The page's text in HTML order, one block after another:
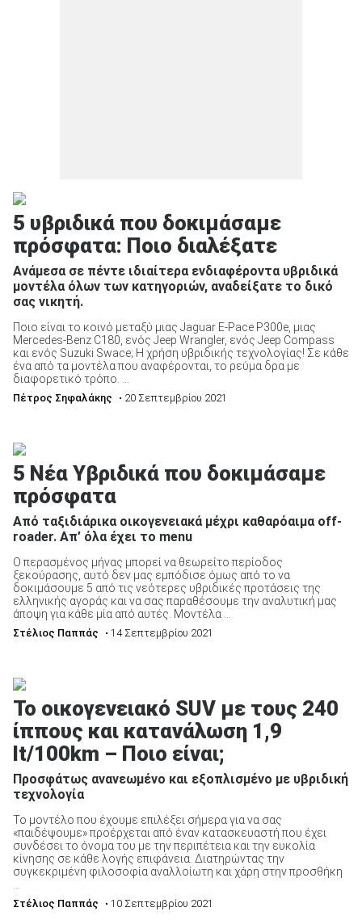
5 υβριδικά που δοκιμάσαμε
πρόσφατα: Ποιο διαλέξατε
Ανάμεσα σε πέντε ιδιαίτερα ενδιαφέροντα υβριδικά
μοντέλα όλων των κατηγοριών, αναδείξατε το δικό
σας νικητή.
Ποιο είναι το κοινό μεταξύ μιας Jaguar E-Pace P300e, μιας
Mercedes-Benz C180, ενός Jeep Wrangler, ενός Jeep Compass
και ενός Suzuki Swace; Η χρήση υβριδικής τεχνολογίας! Σε κάθε
ένα από τα μοντέλα που αναφέρονται, το ρεύμα δρα με
διαφορετικό τρόπο. ...
Πέτρος Σηφαλάκης • 20 Σεπτεμβρίου 2021
5 Νέα Υβριδικά που δοκιμάσαμε
πρόσφατα
Από ταξιδιάρικα οικογενειακά μέχρι καθαρόαιμα off-
roader. Απ’ όλα έχει το menu
Ο περασμένος μήνας μπορεί να θεωρείτο περίοδος
ξεκούρασης, αυτό δεν μας εμπόδισε όμως από το να
δοκιμάσουμε 5 από τις νεότερες υβριδικές προτάσεις της
ελληνικής αγοράς και να σας παραθέσουμε την αναλυτική μας
άποψη για κάθε μία από αυτές. Μοντέλα ...
Στέλιος Παππάς • 14 Σεπτεμβρίου 2021
Το οικογενειακό SUV με τους 240
ίππους και κατανάλωση 1,9
lt/100km – Ποιο είναι;
Προσφάτως ανανεωμένο και εξοπλισμένο με υβριδική
τεχνολογία
Το μοντέλο που έχουμε επιλέξει σήμερα για να σας
«παιδέψουμε» προέρχεται από έναν κατασκευαστή που έχει
συνδέσει το όνομα του με την περιπέτεια και την ευκολία
κίνησης σε κάθε λογής επιφάνεια. Διατηρώντας την
συγκεκριμένη φιλοσοφία αναλλοίωτη και χάρη στην προσθήκη
Στέλιος Παππάς • 10 Σεπτεμβρίου 2021